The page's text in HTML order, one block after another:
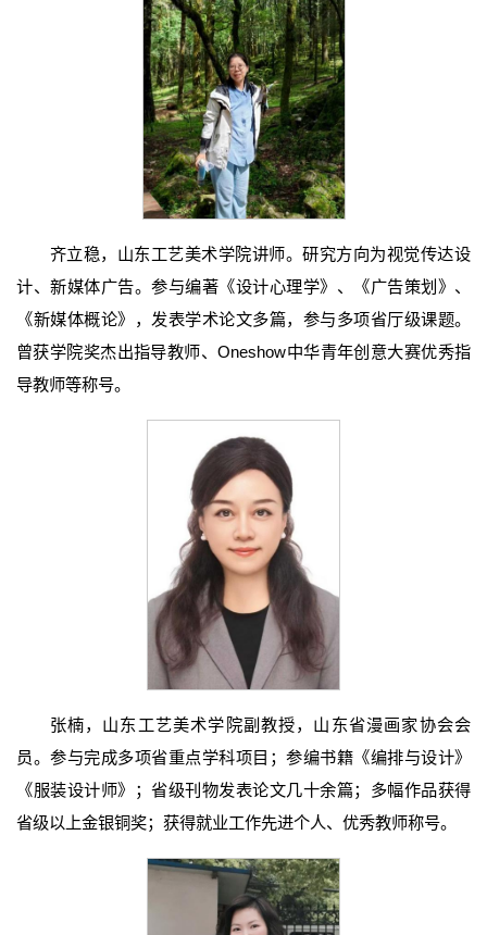
齐立稳，山东工艺美术学院讲师。研究方向为视觉传达设
计、新媒体广告。参与编著《设计心理学》、《广告策划》、
《新媒体概论》，发表学术论文多篇，参与多项省厅级课题。
曾获学院奖杰出指导教师、Oneshow中华青年创意大赛优秀指
导教师等称号。
张楠，山东工艺美术学院副教授，山东省漫画家协会会
员。参与完成多项省重点学科项目；参编书籍《编排与设计》
《服装设计师》；省级刊物发表论文几十余篇；多幅作品获得
省级以上金银铜奖；获得就业工作先进个人、优秀教师称号。